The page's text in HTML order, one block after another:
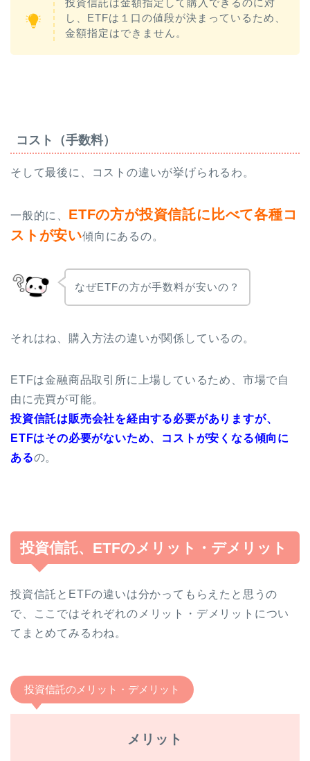
投資信託は金額指定して購入できるのに対
し、ETFは１口の値段が決まっているため、
金額指定はできません。
コスト（手数料）
そして最後に、コストの違いが挙げられるわ。
一般的に、 ETFの方が投資信託に比べて各種コ
ストが安い傾向にあるの。
なぜETFの方が手数料が安いの？
それはね、購入方法の違いが関係しているの。
ETFは金融商品取引所に上場しているため、市場で自
由に売買が可能。
投資信託は販売会社を経由する必要がありますが、
ETFはその必要がないため、コストが安くなる傾向に
あるの。
投資信託、ETFのメリット・デメリット
投資信託とETFの違いは分かってもらえたと思うの
で、ここではそれぞれのメリット・デメリットについ
てまとめてみるわね。
投資信託のメリット・デメリット
メリット